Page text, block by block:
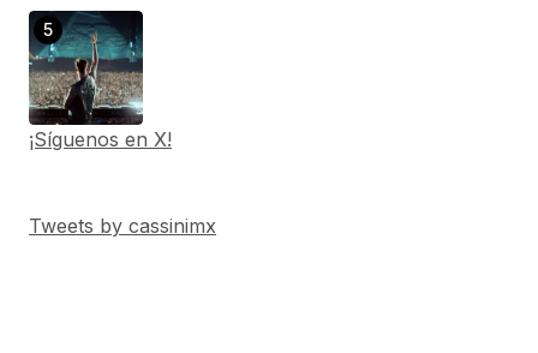
¡Síguenos en X!
Tweets by cassinimx